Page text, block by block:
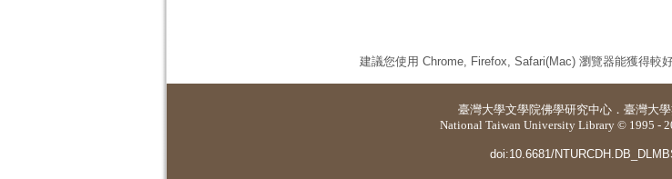
建議您使用 Chrome, Firefox, Safari(Mac) 瀏覽器能獲得較
臺灣大學文學院佛學研究中心 ． 臺灣大
National Taiwan University Library © 1995 -
doi:10.6681/